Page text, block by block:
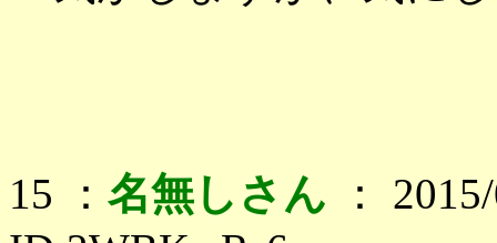
15 ： 名無しさん ：